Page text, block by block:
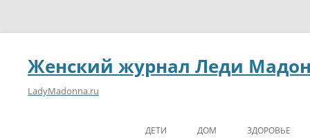
Женский журнал Леди
LadyMadonna.ru
ДЕТИ ДОМ ЗДОРОВЬЕ